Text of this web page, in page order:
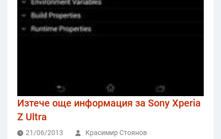
Изтече още информация за Sony Xperia
Z Ultra
21/06/2013 Красимир Стоянов